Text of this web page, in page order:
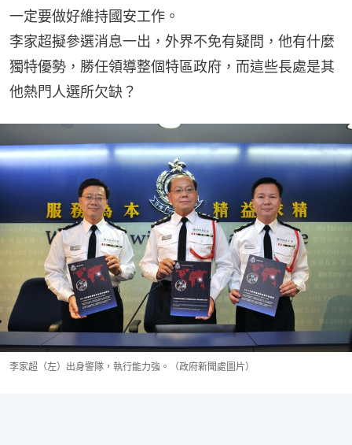
一定要做好維持國安工作。
李家超擬參選消息一出，外界不免有疑問，他有什麼
獨特優勢，勝任領導整個特區政府，而這些長處是其
他熱門人選所欠缺？
李家超（左）出身警隊，執行能力強。（政府新聞處圖片）